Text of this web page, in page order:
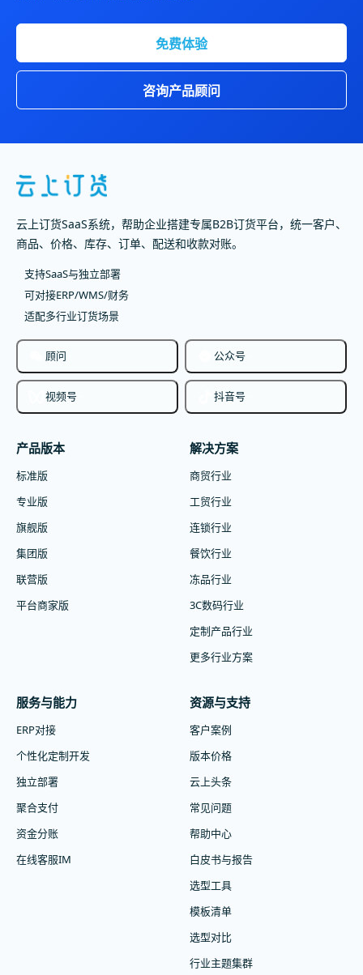
免费体验
咨询产品顾问
云上订货SaaS系统，帮助企业搭建专属B2B订货平台，统一客户、
商品、价格、库存、订单、配送和收款对账。
支持SaaS与独立部署
可对接ERP/WMS/财务
适配多行业订货场景
顾问 公众号
视频号 抖音号
产品版本
标准版
专业版
旗舰版
集团版
联营版
平台商家版
解决方案
商贸行业
工贸行业
连锁行业
餐饮行业
冻品行业
3C数码行业
定制产品行业
更多行业方案
服务与能力
ERP对接
个性化定制开发
独立部署
聚合支付
资金分账
在线客服IM
资源与支持
客户案例
版本价格
云上头条
常见问题
帮助中心
白皮书与报告
选型工具
模板清单
选型对比
行业主题集群